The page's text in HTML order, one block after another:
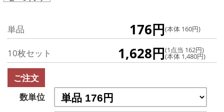
単品 176円(本体 160円)
10枚セット 1,628円(1点当 162円)
(本体 1,480円)
ご注文
数単位